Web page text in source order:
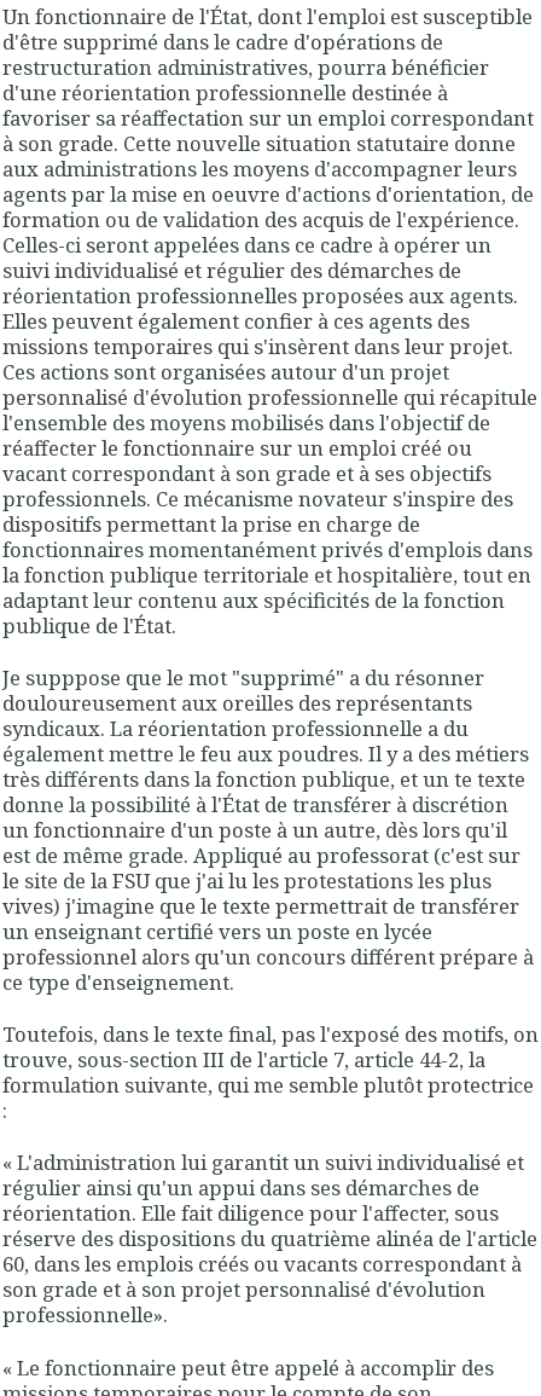
Un fonctionnaire de l'État, dont l'emploi est susceptible
d'être supprimé dans le cadre d'opérations de
restructuration administratives, pourra bénéficier
d'une réorientation professionnelle destinée à
favoriser sa réaffectation sur un emploi correspondant
à son grade. Cette nouvelle situation statutaire donne
aux administrations les moyens d'accompagner leurs
agents par la mise en oeuvre d'actions d'orientation, de
formation ou de validation des acquis de l'expérience.
Celles-ci seront appelées dans ce cadre à opérer un
suivi individualisé et régulier des démarches de
réorientation professionnelles proposées aux agents.
Elles peuvent également confier à ces agents des
missions temporaires qui s'insèrent dans leur projet.
Ces actions sont organisées autour d'un projet
personnalisé d'évolution professionnelle qui récapitule
l'ensemble des moyens mobilisés dans l'objectif de
réaffecter le fonctionnaire sur un emploi créé ou
vacant correspondant à son grade et à ses objectifs
professionnels. Ce mécanisme novateur s'inspire des
dispositifs permettant la prise en charge de
fonctionnaires momentanément privés d'emplois dans
la fonction publique territoriale et hospitalière, tout en
adaptant leur contenu aux spécificités de la fonction
publique de l'État.
Je supppose que le mot "supprimé" a du résonner
douloureusement aux oreilles des représentants
syndicaux. Laréorientation professionnelle a du
également mettre le feu aux poudres. Il y a des métiers
très différents dans la fonction publique, et un te texte
donne la possibilité à l'État de transférer à discrétion
un fonctionnaire d'un poste à un autre, dès lors qu'il
est de même grade. Appliqué au professorat (c'est sur
le site de la FSU que j'ai lu les protestations les plus
vives) j'imagine que le texte permettrait de transférer
un enseignant certifié vers un poste en lycée
professionnel alors qu'un concours différent prépare à
ce type d'enseignement.
Toutefois, dans le texte final, pas l'exposé des motifs, on
trouve, sous-section III de l'article 7, article 44-2, la
formulation suivante, qui me semble plutôt protectrice
:
« L'administration lui garantit un suivi individualisé et
régulier ainsi qu'un appui dans ses démarches de
réorientation. Elle fait diligence pour l'affecter, sous
réserve des dispositions du quatrième alinéa de l'article
60, dans les emplois créés ou vacants correspondant à
son grade et à son projet personnalisé d'évolution
professionnelle».
« Le fonctionnaire peut être appelé à accomplir des